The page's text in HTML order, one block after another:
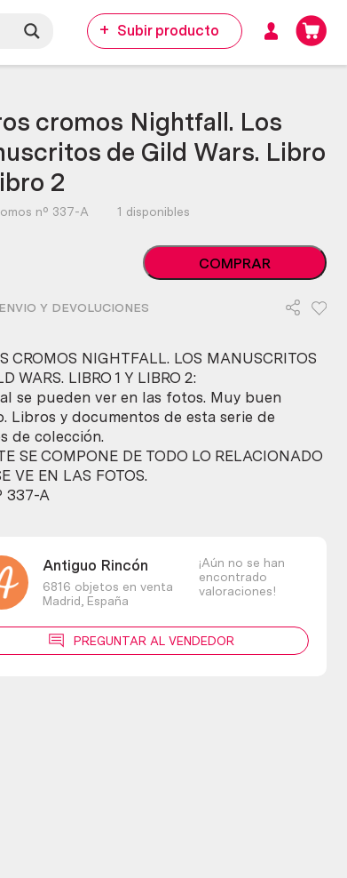
Subir producto
cromos Nightfall. Los
de Gild Wars. Libro
2
nº 337-A 1 disponibles
Libros
cromos
Los
de
Gild
Wars.
Libro
y
libro
COMPRAR
ENVIO Y DEVOLUCIONES
CROMOS NIGHTFALL. LOS MANUSCRITOS
WARS. LIBRO 1 Y LIBRO 2:
se pueden ver en las fotos. Muy buen
Libros y documentos de esta serie de
de colección.
SE COMPONE DE TODO LO RELACIONADO
VE EN LAS FOTOS.
337-A
Antiguo Rincón
6816 objetos en venta
Madrid, España
¡Aún no se han
encontrado
valoraciones!
PREGUNTAR AL VENDEDOR